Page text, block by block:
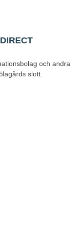
och andra
slott.